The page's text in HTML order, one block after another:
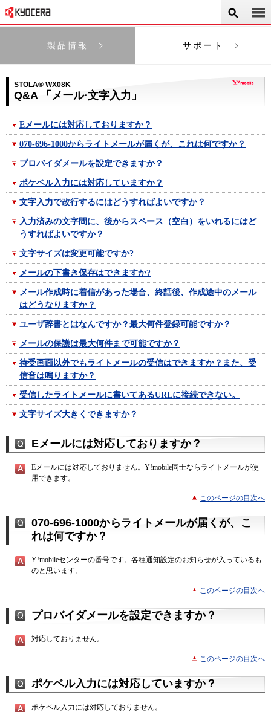
製品情報 サポート
STOLA® WX08K
Q&A 「メール·文字入力」
Eメールには対応しておりますか？
070-696-1000からライトメールが届くが、これは何ですか？
プロバイダメールを設定できますか？
ポケベル入力には対応していますか？
文字入力で改行するにはどうすればよいですか？
入力済みの文字間に、後からスペース（空白）をいれるにはど
うすればよいですか？
文字サイズは変更可能ですか?
メールの下書き保存はできますか?
メール作成時に着信があった場合、終話後、作成途中のメール
はどうなりますか？
ユーザ辞書とはなんですか？最大何件登録可能ですか？
メールの保護は最大何件まで可能ですか？
待受画面以外でもライトメールの受信はできますか？また、受
信音は鳴りますか？
受信したライトメールに書いてあるURLに接続できない。
文字サイズ大きくできますか？
Eメールには対応しておりますか？
Eメールには対応しておりません。Y!mobile同士ならライトメールが使
用できます。
このページの目次へ
070-696-1000からライトメールが届くが、こ
れは何ですか？
Y!mobileセンターの番号です。各種通知設定のお知らせが入っているも
のと思います。
このページの目次へ
プロバイダメールを設定できますか？
対応しておりません。
このページの目次へ
ポケベル入力には対応していますか？
ポケベル入力には対応しておりません。